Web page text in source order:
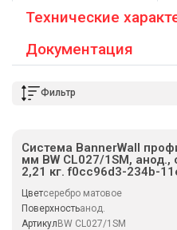
Технические
Документация
Фильтр
Система BannerWall
мм BW CL027/1SM,
2,21 кг. f0cc96d3-234b-
Цветсеребро матовое
Поверхностьанод.
АртикулBW CL027/1SM